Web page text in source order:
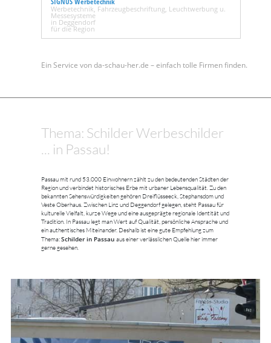
Werbetechnik, Fahrzeugbeschriftung, Leuchtwerbung u.
Messesysteme
in Deggendorf
für die Region
Ein Service von da-schau-her.de – einfach tolle Firmen finden.
Thema: Schilder Werbeschilder
... in Passau!
Passau mit rund 53.000 Einwohnern zählt zu den bedeutenden Städten der
Region und verbindet historisches Erbe mit urbaner Lebensqualität. Zu den
bekannten Sehenswürdigkeiten gehören Dreiflüsseeck, Stephansdom und
Veste Oberhaus. Zwischen Linz und Deggendorf gelegen, steht Passau für
kulturelle Vielfalt, kurze Wege und eine ausgeprägte regionale Identität und
Tradition. In Passau legt man Wert auf Qualität, persönliche Ansprache und
ein authentisches Miteinander. Deshalb ist eine gute Empfehlung zum
Thema:Schilder in Passau aus einer verlässlichen Quelle hier immer
gerne gesehen.